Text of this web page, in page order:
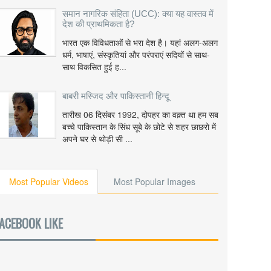
समान नागरिक संहिता (UCC): क्या यह वास्तव में
देश की प्राथमिकता है?
भारत एक विविधताओं से भरा देश है। यहां अलग-अलग
धर्म, भाषाएं, संस्कृतियां और परंपराएं सदियों से साथ-
साथ विकसित हुई ह...
बाबरी मस्जिद और पाकिस्तानी हिन्दू
तारीख 06 दिसंबर 1992, दोपहर का वक़्त था हम सब
बच्चे पाकिस्तान के सिंध सूबे के छोटे से शहर छाछरो में
अपने घर से थोड़ी सी ...
Most Popular Videos Most Popular Images
LIKE